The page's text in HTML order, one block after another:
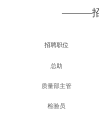
———
招聘职位
总助
质量部主管
检验员